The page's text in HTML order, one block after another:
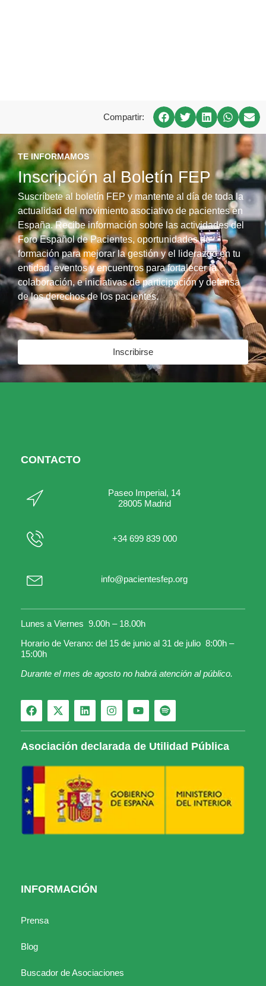
Compartir:
TE INFORMAMOS
Inscripción al Boletín FEP
Suscríbete al boletín FEP y mantente al día de toda la
actualidad del movimiento asociativo de pacientes en
España. Recibe información sobre las actividades del
Foro Español de Pacientes, oportunidades de
formación para mejorar la gestión y el liderazgo en tu
entidad, eventos y encuentros para fortalecer la
colaboración, e iniciativas de participación y defensa
de los derechos de los pacientes.
Inscribirse
CONTACTO
Paseo Imperial, 14
28005 Madrid
+34 699 839 000
info@pacientesfep.org
Lunes a Viernes 9.00h – 18.00h
Horario de Verano: del 15 de junio al 31 de julio 8:00h –
15:00h
Durante el mes de agosto no habrá atención al público.
Asociación declarada de Utilidad Pública
INFORMACIÓN
Prensa
Blog
Buscador de Asociaciones